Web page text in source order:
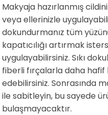
Makyaja hazırlanmış
veya ellerinizle
dokundurmanız tüm
kapatıcılığı artırmak
uygulayabilirsiniz. Sıkı
fiberli fırçalarla daha hafif
edebilirsiniz. Sonrasında
ile sabitleyin, bu sayede
bulaşmayacaktır.